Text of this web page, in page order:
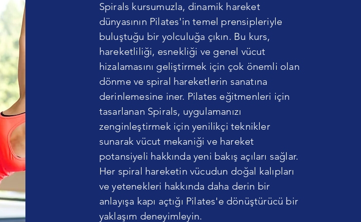
Spirals kursumuzla, dinamik hareket
dünyasının Pilates'in temel prensipleriyle
buluştuğu bir yolculuğa çıkın. Bu kurs,
hareketliliği, esnekliği ve genel vücut
hizalamasını geliştirmek için çok önemli olan
dönme ve spiral hareketlerin sanatına
derinlemesine iner. Pilates eğitmenleri için
tasarlanan Spirals, uygulamanızı
zenginleştirmek için yenilikçi teknikler
sunarak vücut mekaniği ve hareket
potansiyeli hakkında yeni bakış açıları sağlar.
Her spiral hareketin vücudun doğal kalıpları
ve yetenekleri hakkında daha derin bir
anlayışa kapı açtığı Pilates'e dönüştürücü bir
yaklaşım deneyimleyin.